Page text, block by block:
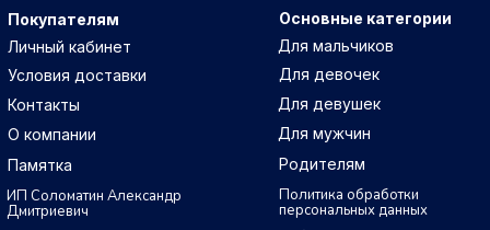
Политика обработки
персональных данных
ИП Соломатин Александр
Дмитриевич
Основные категории
Родителям
Для мужчин
Для девушек
Для мальчиков
Для девочек
Покупателям
Памятка
О компании
Контакты
Личный кабинет
Условия доставки